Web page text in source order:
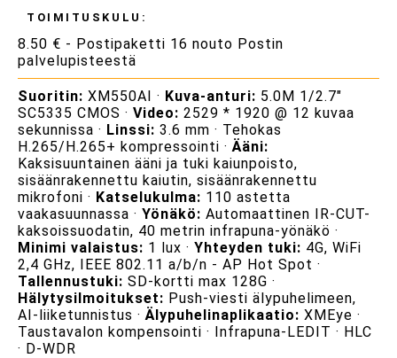
TOIMITUSKULU:
8.50 € - Postipaketti 16 nouto Postin
palvelupisteestä
Suoritin: XM550AI · Kuva-anturi: 5.0M 1/2.7"
SC5335 CMOS · Video: 2529 * 1920 @ 12 kuvaa
sekunnissa · Linssi: 3.6 mm · Tehokas
H.265/H.265+ kompressointi · Ääni:
Kaksisuuntainen ääni ja tuki kaiunpoisto,
sisäänrakennettu kaiutin, sisäänrakennettu
mikrofoni · Katselukulma: 110 astetta
vaakasuunnassa · Yönäkö: Automaattinen IR-CUT-
kaksoissuodatin, 40 metrin infrapuna-yönäkö ·
Minimi valaistus: 1 lux · Yhteyden tuki: 4G, WiFi
2,4 GHz, IEEE 802.11 a/b/n - AP Hot Spot ·
Tallennustuki: SD-kortti max 128G ·
Hälytysilmoitukset: Push-viesti älypuhelimeen,
AI-liiketunnistus · Älypuhelinaplikaatio: XMEye ·
Taustavalon kompensointi · Infrapuna-LEDIT · HLC
· D-WDR